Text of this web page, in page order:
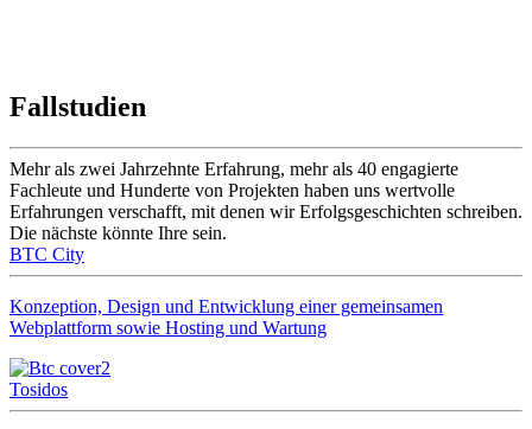
Fallstudien
Mehr als zwei Jahrzehnte Erfahrung, mehr als 40 engagierte
Fachleute und Hunderte von Projekten haben uns wertvolle
Erfahrungen verschafft, mit denen wir Erfolgsgeschichten schreiben.
Die nächste könnte Ihre sein.
BTC City
Konzeption, Design und Entwicklung einer gemeinsamen
Webplattform sowie Hosting und Wartung
Tosidos